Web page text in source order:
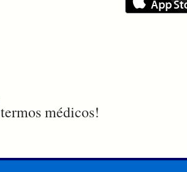
termos médicos!